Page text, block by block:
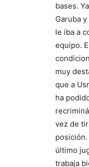
bases.
Garuba
le iba a
equipo.
muy
que a
ha
vez de
último
trabaja